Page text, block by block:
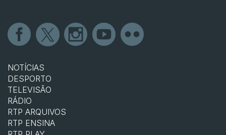
NOTÍCIAS
DESPORTO
TELEVISÃO
RÁDIO
RTP ARQUIVOS
RTP ENSINA